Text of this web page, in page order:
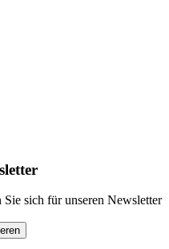
sich für unseren Newsletter